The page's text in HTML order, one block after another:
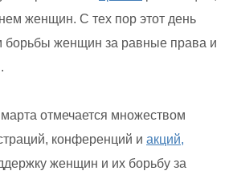
женщин. С тех пор этот день
борьбы женщин за равные права и
отмечается множеством
конференций и акций,
женщин и их борьбу за